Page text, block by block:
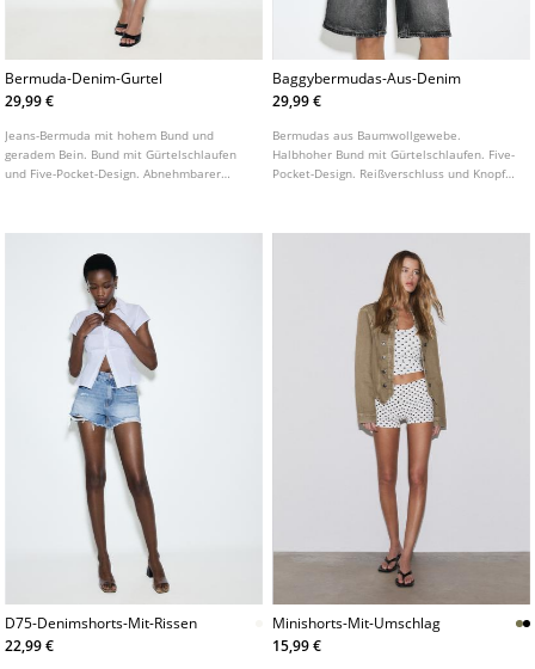
Bermuda-Denim-Gurtel
29,99 €
Jeans-Bermuda mit hohem Bund und
geradem Bein. Bund mit Gürtelschlaufen
und Five-Pocket-Design. Abnehmbarer
Baggybermudas-Aus-Denim
29,99 €
Bermudas aus Baumwollgewebe.
Halbhoher Bund mit Gürtelschlaufen. Five-
Pocket-Design. Reißverschluss und Knopf
D75-Denimshorts-Mit-Rissen
22,99 €
Minishorts-Mit-Umschlag
15,99 €